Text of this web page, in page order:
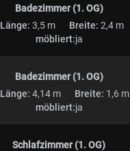
Badezimmer (1. OG)
Länge: 3,5 m Breite: 2,4 m
möbliert:ja
Badezimmer (1. OG)
Länge: 4,14 m Breite: 1,6 m
möbliert:ja
Schlafzimmer (1. OG)